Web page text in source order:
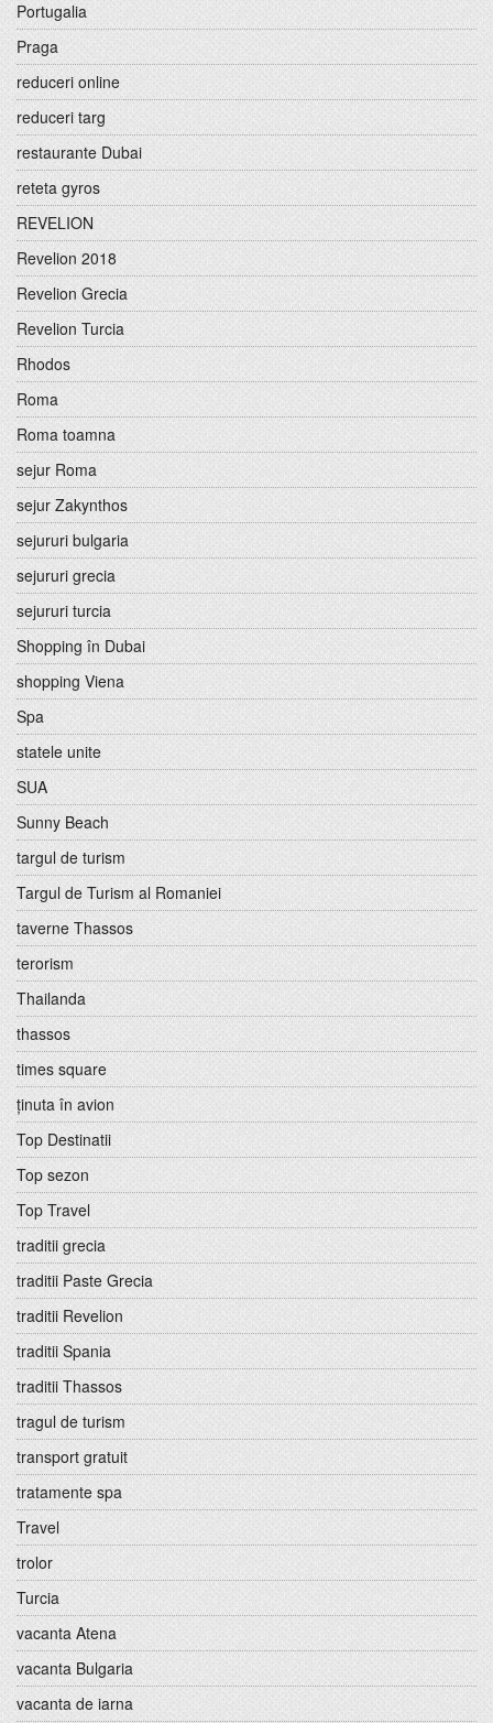
Portugalia
Praga
reduceri online
reduceri targ
restaurante Dubai
reteta gyros
REVELION
Revelion 2018
Revelion Grecia
Revelion Turcia
Rhodos
Roma
Roma toamna
sejur Roma
sejur Zakynthos
sejururi bulgaria
sejururi grecia
sejururi turcia
Shopping în Dubai
shopping Viena
Spa
statele unite
SUA
Sunny Beach
targul de turism
Targul de Turism al Romaniei
taverne Thassos
terorism
Thailanda
thassos
times square
ținuta în avion
Top Destinatii
Top sezon
Top Travel
traditii grecia
traditii Paste Grecia
traditii Revelion
traditii Spania
traditii Thassos
tragul de turism
transport gratuit
tratamente spa
Travel
trolor
Turcia
vacanta Atena
vacanta Bulgaria
vacanta de iarna